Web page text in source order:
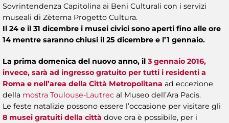
Sovrintendenza Capitolina ai Beni Culturali con i servizi
museali di Zètema Progetto Cultura.
Il 24 e il 31 dicembre i musei civici sono aperti fino alle ore
14 mentre saranno chiusi il 25 dicembre e l’1 gennaio.
La prima domenica del nuovo anno, il 3 gennaio 2016,
invece, sarà ad ingresso gratuito per tutti i residenti a
Roma e nell’area della Città Metropolitana ad eccezione
della mostra Toulouse-Lautrec al Museo dell’Ara Pacis.
Le feste natalizie possono essere l’occasione per visitare gli
8 musei gratuiti della città dove ora è possibile, per i